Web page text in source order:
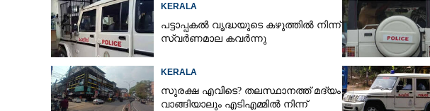
KERALA
പട്ടാപ്പകൽ വൃദ്ധയുടെ കഴുത്തിൽ നിന്ന്
സ്വർണമാല കവർന്നു
KERALA
സുരക്ഷ എവിടെ?​ തലസ്ഥാനത്ത് മദ്യം
വാങ്ങിയാലും എടിഎമ്മിൽ നിന്ന്
കിടപ്പുരോഗിയെ വീടുകയറി ആക്രമിച്ച
പ്രതി പിടിയിൽ